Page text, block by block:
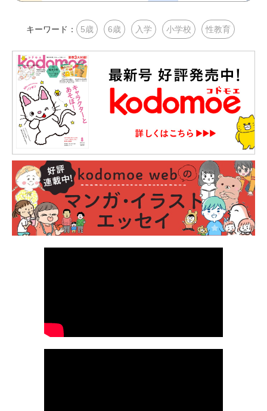
キーワード： 5歳 6歳 入学 小学校 性教育